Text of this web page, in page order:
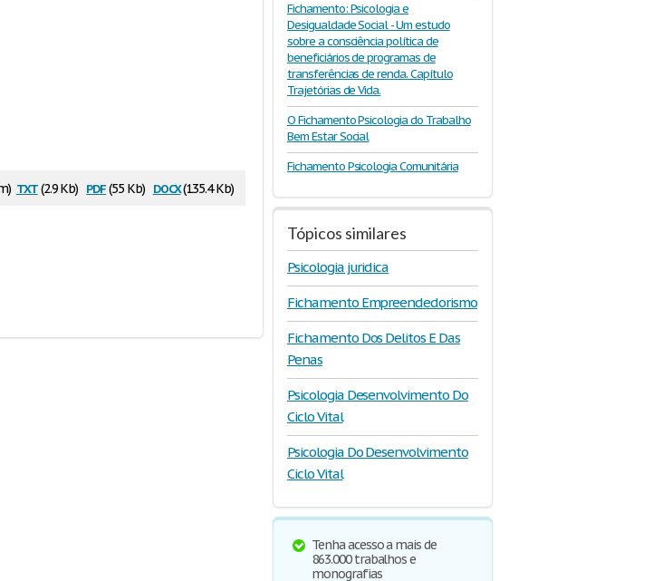
txt(2.9 Kb) pdf(55 Kb) docx(135.4 Kb)
Fichamento: Psicologia e
Desigualdade Social - Um estudo
sobre a consciência política de
beneficiários de programas de
transferências de renda. Capítulo
Trajetórias de Vida.
O Fichamento Psicologia do Trabalho
Bem Estar Social
Fichamento Psicologia Comunitária
Tópicos similares
Psicologia juridica
Fichamento Empreendedorismo
Fichamento Dos Delitos E Das
Penas
Psicologia Desenvolvimento Do
Ciclo Vital
Psicologia Do Desenvolvimento
Ciclo Vital
Tenha acesso a mais de
863.000 trabalhos e
monografias